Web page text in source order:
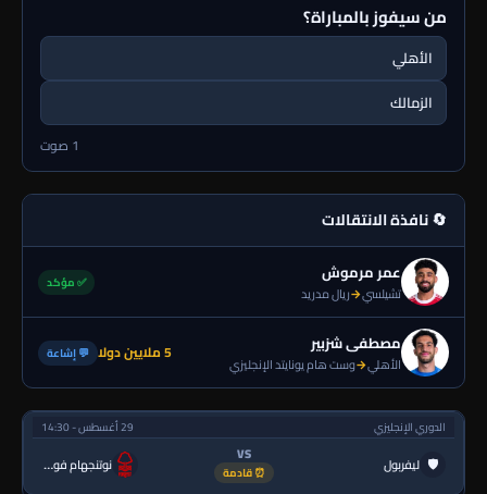
من سيفوز بالمباراة؟
الأهلي
الزمالك
1 صوت
🔄 نافذة الانتقالات
عمر مرموش
تشيلسي→ريال مدريد
✅ مؤكد
مصطفى شزبير
الأهلي→وست هام يونايتد الإنجليزي 5 ملايين دولا 💬 إشاعة
الدوري الإنجليزي 29 أغسطس - 14:30
🛡 ليفربول VS
⏰ قادمة نوتنجهام فورست